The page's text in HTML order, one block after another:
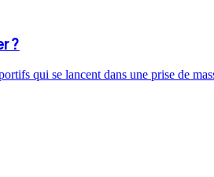
?
qui se lancent dans une prise de